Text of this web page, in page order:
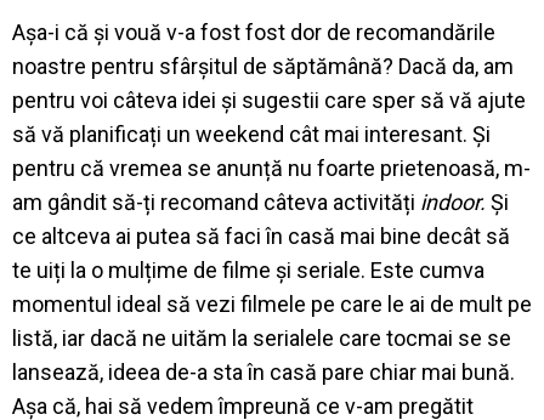
Așa-i că și vouă v-a fost fost dor de recomandările
noastre pentru sfârșitul de săptămână? Dacă da, am
pentru voi câteva idei și sugestii care sper să vă ajute
să vă planificați un weekend cât mai interesant. Și
pentru că vremea se anunță nu foarte prietenoasă, m-
am gândit să-ți recomand câteva activități indoor. Și
ce altceva ai putea să faci în casă mai bine decât să
te uiți la o mulțime de filme și seriale. Este cumva
momentul ideal să vezi filmele pe care le ai de mult pe
listă, iar dacă ne uităm la serialele care tocmai se se
lansează, ideea de-a sta în casă pare chiar mai bună.
Așa că, hai să vedem împreună ce v-am pregătit